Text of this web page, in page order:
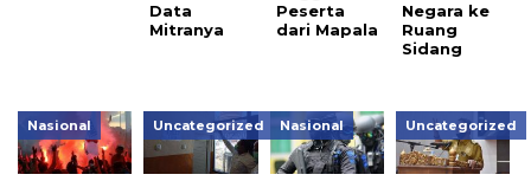
Data
Mitranya
Peserta
dari Mapala
Negara ke
Ruang
Sidang
Nasional Uncategorized Nasional Uncategorized